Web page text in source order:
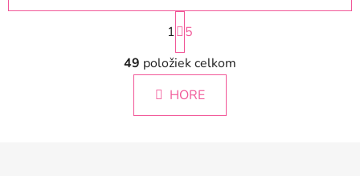
O
v
l
á
d
S
t
r
á
n
k
1
5
49 položiek celkom
HORE